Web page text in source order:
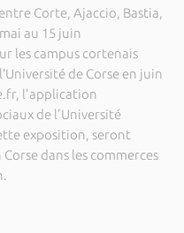
Corte, Ajaccio, Bastia,
au 15 juin
les campus cortenais
de Corse en juin
l'application
de l'Université
exposition, seront
dans les commerces